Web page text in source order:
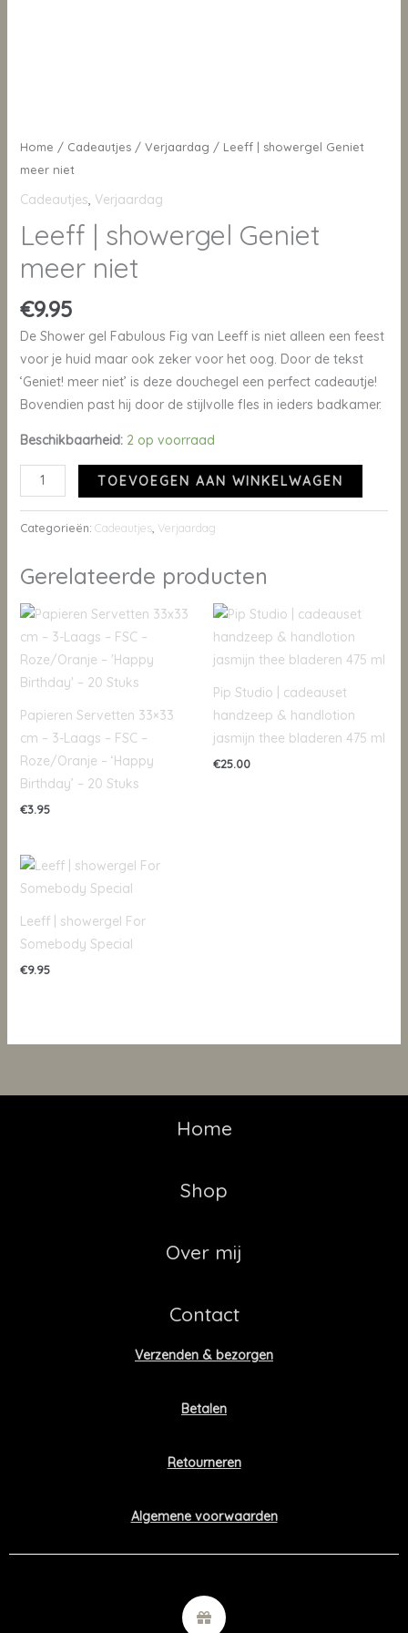
Home / Cadeautjes/ Verjaardag / Leeff | showergel Geniet
meer niet
Cadeautjes, Verjaardag
Leeff | showergel Geniet
meer niet
€9.95
De Shower gel Fabulous Fig van Leeff is niet alleen een feest
voor je huid maar ook zeker voor het oog. Door de tekst
‘Geniet! meer niet’ is deze douchegel een perfect cadeautje!
Bovendien past hij door de stijlvolle fles in ieders badkamer.
Beschikbaarheid: 2 op voorraad
TOEVOEGEN AAN WINKELWAGEN
Categorieën: Cadeautjes, Verjaardag
Gerelateerde producten
Papieren Servetten 33×33
cm – 3-Laags – FSC –
Roze/Oranje – ‘Happy
Birthday’ – 20 Stuks
€3.95
Pip Studio | cadeauset
handzeep & handlotion
jasmijn thee bladeren 475 ml
€25.00
Leeff | showergel For
Somebody Special
€9.95
Home
Shop
Over mij
Contact
Verzenden & bezorgen
Betalen
Retourneren
Algemene voorwaarden